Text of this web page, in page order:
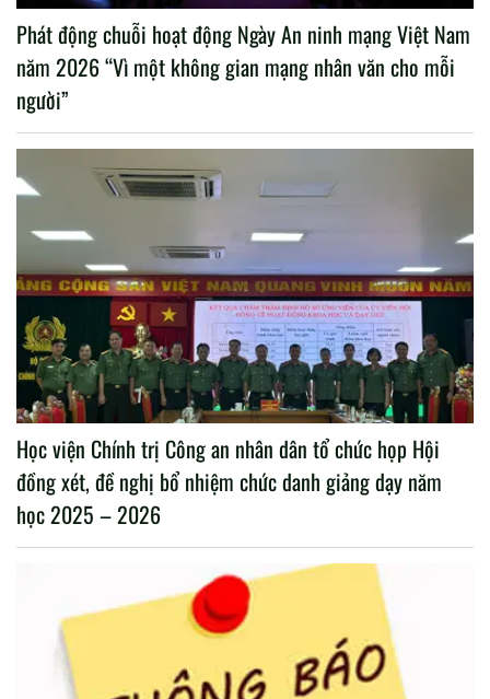
Phát động chuỗi hoạt động Ngày An ninh mạng Việt Nam
năm 2026 “Vì một không gian mạng nhân văn cho mỗi
người”
Học viện Chính trị Công an nhân dân tổ chức họp Hội
đồng xét, đề nghị bổ nhiệm chức danh giảng dạy năm
học 2025 – 2026